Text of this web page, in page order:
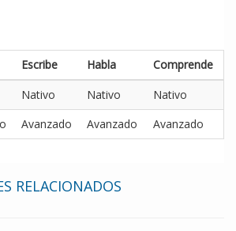
Escribe Habla
Comprende
Nativo Nativo
Nativo
Avanzado Avanzado Avanzado
RELACIONADOS